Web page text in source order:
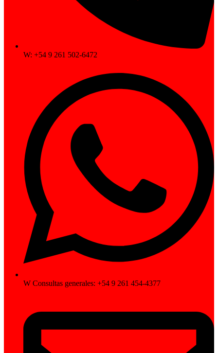
W: +54 9 261 502-6472
W Consultas generales: +54 9 261 454-4377